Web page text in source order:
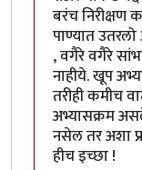
बरंच
पाण्यात
, वगैरे वगैरे
नाहीये. खूप
तरीही कमीच
अभ्यासक्रम
नसेल तर अशा
हीच इच्छा !